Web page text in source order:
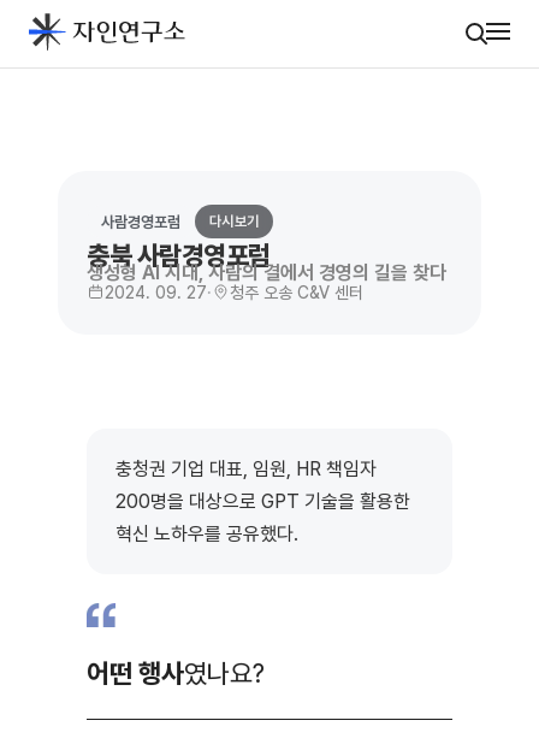
사람경영포럼 다시보기
충북 사람경영포럼
생성형 AI 시대, 사람의 결에서 경영의 길을 찾다
2024. 09. 27· 청주 오송 C&V 센터
충청권 기업 대표, 임원, HR 책임자
200명을 대상으로 GPT 기술을 활용한
혁신 노하우를 공유했다.
어떤 행사였나요?